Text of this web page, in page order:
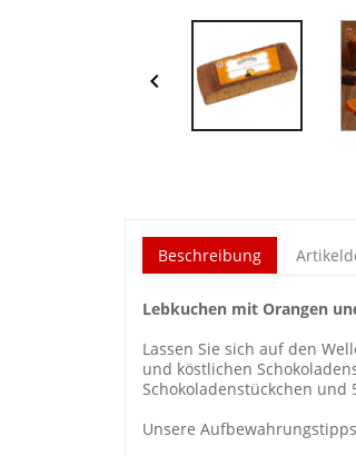

Beschreibung
Lebkuchen mit Orangen
Lassen Sie sich auf den
und köstlichen
Schokoladenstückchen und
Unsere